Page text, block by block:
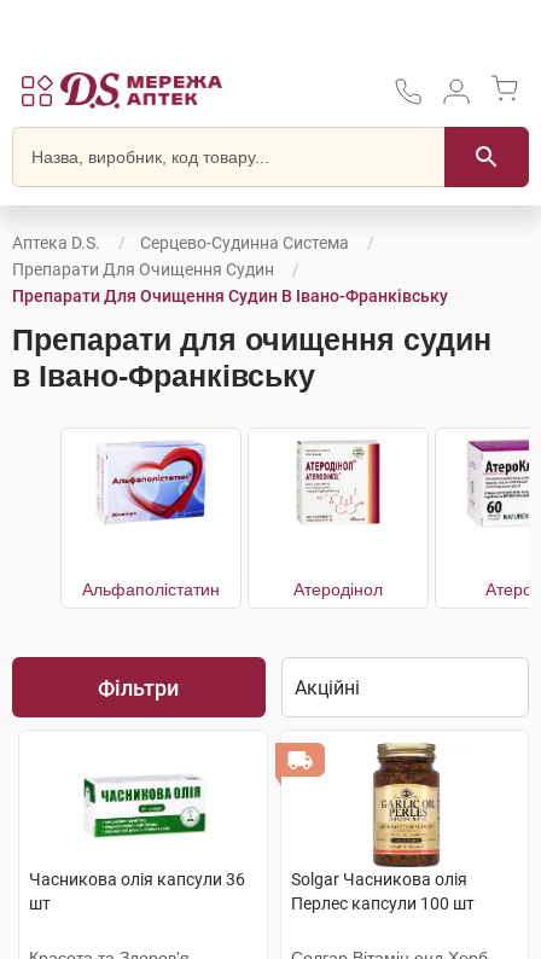
Аптека D.S.
Серцево-Судинна Система
Препарати Для Очищення Судин
Препарати Для Очищення Судин В Івано-Франківську
Препарати для очищення судин
в Івано-Франківську
Альфаполістатин Атеродінол
Фільтри
Часникова олія капсули 36
шт
Solgar Часникова олія
Перлес капсули 100 шт